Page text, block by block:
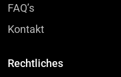
FAQ’s
Kontakt
Rechtliches